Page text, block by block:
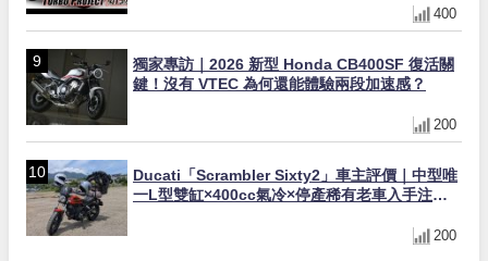
400
獨家專訪｜2026 新型 Honda CB400SF 復活關
鍵！沒有 VTEC 為何還能體驗兩段加速感？
200
Ducati「Scrambler Sixty2」車主評價｜中型唯
一L型雙缸×400cc氣冷×停產稀有老車入手注意
200